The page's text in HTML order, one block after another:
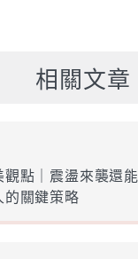
相關文章
點｜震盪來襲還
關鍵策略